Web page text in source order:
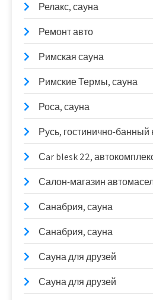
Релакс, сауна
Ремонт авто
Римская сауна
Римские Термы, сауна
Роса, сауна
Русь, гостинично-банный
Сar blesk 22,
Салон-магазин
Санабрия, сауна
Санабрия, сауна
Сауна для друзей
Сауна для друзей